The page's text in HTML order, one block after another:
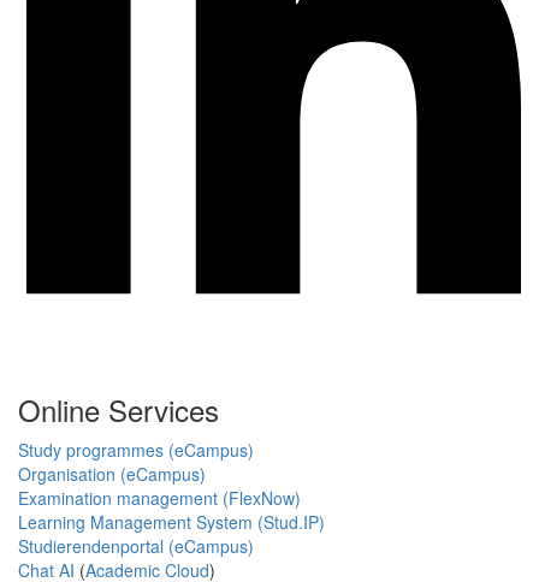
Online Services
Study programmes (eCampus)
Organisation (eCampus)
Examination management (FlexNow)
Learning Management System (Stud.IP)
Studierendenportal (eCampus)
Chat AI (Academic Cloud)